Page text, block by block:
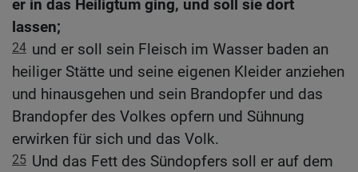
er in das Heiligtum ging, und soll sie dort
lassen;
24 und er soll sein Fleisch im Wasser baden an
heiliger Stätte und seine eigenen Kleider anziehen
und hinausgehen und sein Brandopfer und das
Brandopfer des Volkes opfern und Sühnung
erwirken für sich und das Volk.
25 Und das Fett des Sündopfers soll er auf dem